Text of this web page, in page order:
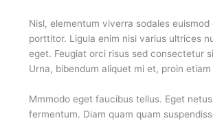
Nisl, elementum viverra sodales euismod
porttitor. Ligula enim nisi varius ultrices
eget. Feugiat orci risus sed consectetur
Urna, bibendum aliquet mi et, proin
Mmmodo eget faucibus tellus. Eget
fermentum. Diam quam quam